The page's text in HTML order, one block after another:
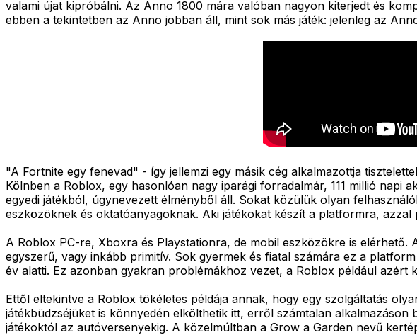
valami újat kipróbálni. Az Anno 1800 mára valóban nagyon kiterjedt és
ebben a tekintetben az Anno jobban áll, mint sok más játék: jelenleg az
"A Fortnite egy fenevad" - így jellemzi egy másik cég alkalmazottja
Kölnben a Roblox, egy hasonlóan nagy iparági forradalmár, 111 millió
egyedi játékból, úgynevezett élményből áll. Sokat közülük olyan
eszközöknek és oktatóanyagoknak. Aki játékokat készít a platformra, azzal
A Roblox PC-re, Xboxra és Playstationra, de mobil eszközökre is
egyszerű, vagy inkább primitív. Sok gyermek és fiatal számára ez a
év alatti. Ez azonban gyakran problémákhoz vezet, a Roblox például azért
Ettől eltekintve a Roblox tökéletes példája annak, hogy egy szolgáltatás
játékbüdzséjüket is könnyedén elkölthetik itt, erről számtalan
játékoktól az autóversenyekig. A közelmúltban a Grow a Garden nevű